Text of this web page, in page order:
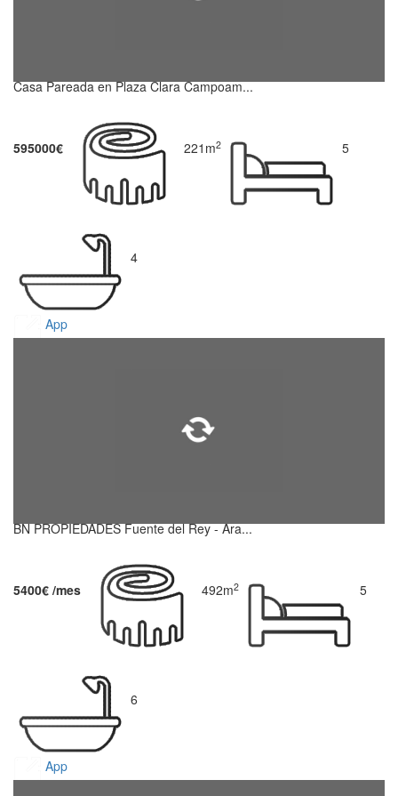
Casa Pareada en Plaza Clara Campoam...
595000€ 221m2 5
4
App
BN PROPIEDADES Fuente del Rey - Ara...
5400€ /mes 492m2 5
6
App